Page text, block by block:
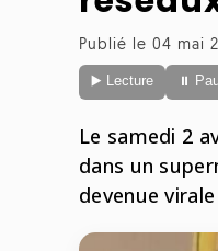
Publié le 04 mai
▶️ Lecture ⏸
Le samedi 2
dans un
devenue